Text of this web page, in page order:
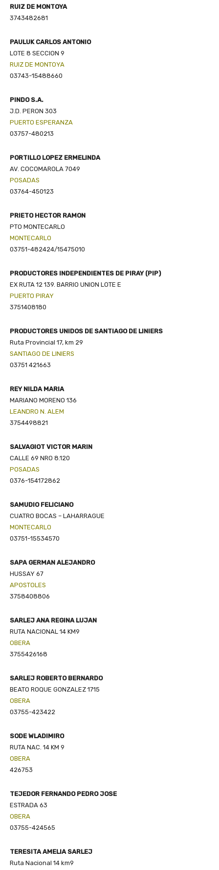
RUIZ DE MONTOYA
3743482681
PAULUK CARLOS ANTONIO
LOTE 8 SECCION 9
RUIZ DE MONTOYA
03743-15488660
PINDO S.A.
J.D. PERON 303
PUERTO ESPERANZA
03757-480213
PORTILLO LOPEZ ERMELINDA
AV. COCOMAROLA 7049
POSADAS
03764-450123
PRIETO HECTOR RAMON
PTO MONTECARLO
MONTECARLO
03751-482424/15475010
PRODUCTORES INDEPENDIENTES DE PIRAY (PIP)
EX RUTA 12 139. BARRIO UNION LOTE E
PUERTO PIRAY
3751408180
PRODUCTORES UNIDOS DE SANTIAGO DE LINIERS
Ruta Provincial 17, km 29
SANTIAGO DE LINIERS
03751 421663
REY NILDA MARIA
MARIANO MORENO 136
LEANDRO N. ALEM
3754498821
SALVAGIOT VICTOR MARIN
CALLE 69 NRO 8.120
POSADAS
0376-154172862
SAMUDIO FELICIANO
CUATRO BOCAS – LAHARRAGUE
MONTECARLO
03751-15534570
SAPA GERMAN ALEJANDRO
HUSSAY 67
APOSTOLES
3758408806
SARLEJ ANA REGINA LUJAN
RUTA NACIONAL 14 KM9
OBERA
3755426168
SARLEJ ROBERTO BERNARDO
BEATO ROQUE GONZALEZ 1715
OBERA
03755-423422
SODE WLADIMIRO
RUTA NAC. 14 KM 9
OBERA
426753
TEJEDOR FERNANDO PEDRO JOSE
ESTRADA 63
OBERA
03755-424565
TERESITA AMELIA SARLEJ
Ruta Nacional 14 km9